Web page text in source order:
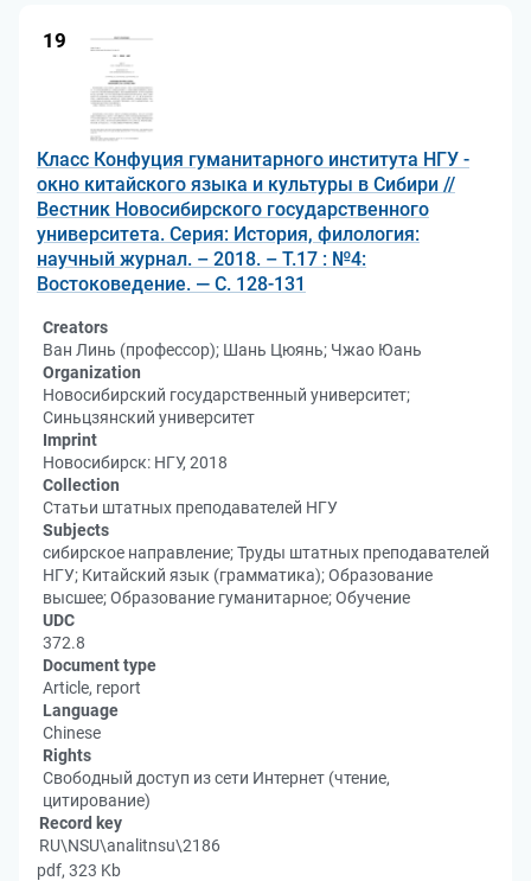
19
Класс Конфуция гуманитарного института НГУ -
окно китайского языка и культуры в Сибири //
Вестник Новосибирского государственного
университета. Серия: История, филология:
научный журнал. – 2018. – Т.17 : №4:
Востоковедение. — С. 128-131
Creators
Ван Линь (профессор); Шань Цюянь; Чжао Юань
Organization
Новосибирский государственный университет;
Синьцзянский университет
Imprint
Новосибирск: НГУ, 2018
Collection
Статьи штатных преподавателей НГУ
Subjects
сибирское направление; Труды штатных преподавателей
НГУ; Китайский язык (грамматика); Образование
высшее; Образование гуманитарное; Обучение
UDC
372.8
Document type
Article, report
Language
Chinese
Rights
Свободный доступ из сети Интернет (чтение,
цитирование)
Record key
RU\NSU\analitnsu\2186
pdf, 323 Kb